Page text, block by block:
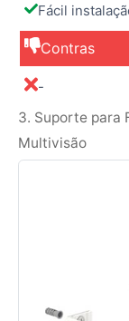
Fácil
Contras
-
3. Suporte para
Multivisão